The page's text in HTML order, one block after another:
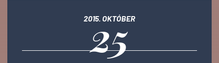
2015. OKTÓBER
25